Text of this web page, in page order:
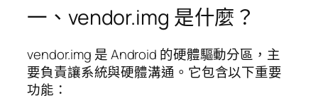
一、vendor.img 是什麼？
vendor.img 是 Android 的硬體驅動分區，主
要負責讓系統與硬體溝通。它包含以下重要
功能：